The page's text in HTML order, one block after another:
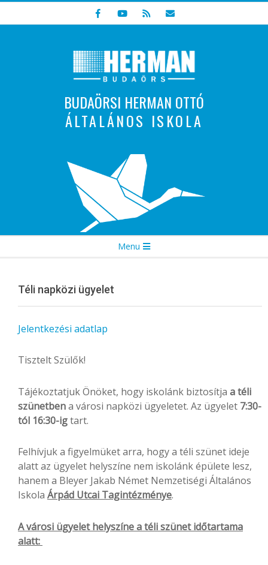
to
BUDAÖRSI HERMAN OTTÓ
ÁLTALÁNOS ISKOLA
Indulunk! Hamarosan újraindul oldalunk!
Menu
Téli napközi ügyelet
Jelentkezési adatlap
Tisztelt Szülők!
Tájékoztatjuk Önöket, hogy iskolánk biztosítja a téli
szünetbena városi napközi ügyeletet. Az ügyelet 7:30-
tól 16:30-igtart.
Felhívjuk a figyelmüket arra, hogy a téli szünet ideje
alatt az ügyelet helyszíne nem iskolánk épülete lesz,
hanem a Bleyer Jakab Német Nemzetiségi Általános
Iskola Árpád Utcai Tagintézménye.
A városi ügyelet helyszíne a téli szünet időtartama
alatt: